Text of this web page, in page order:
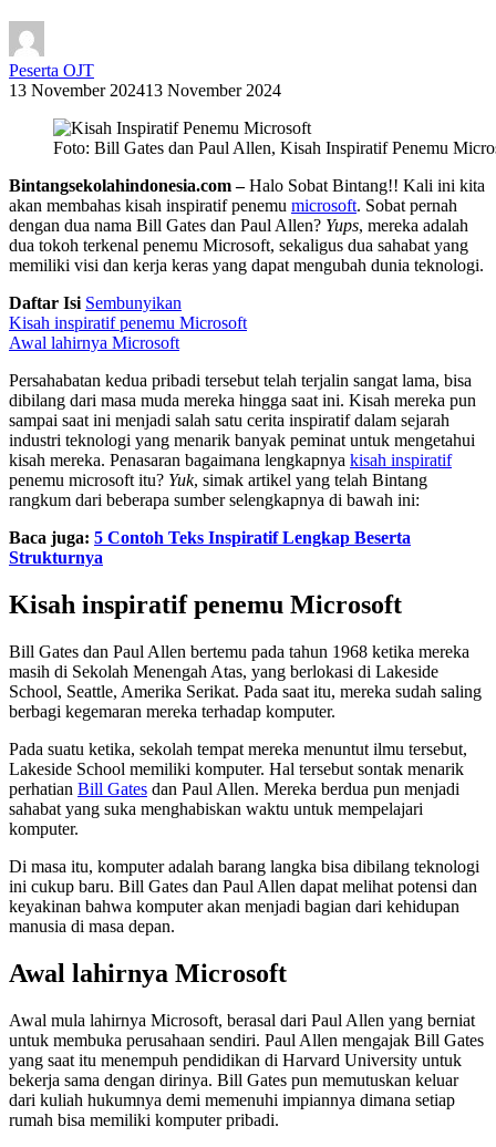
Peserta OJT
13 November 202413 November 2024
Foto: Bill Gates dan Paul Allen, Kisah Inspiratif Penemu
Bintangsekolahindonesia.com –Halo Sobat Bintang!! Kali ini kita
akan membahas kisah inspiratif penemu microsoft. Sobat pernah
dengan dua nama Bill Gates dan Paul Allen? Yups, mereka adalah
dua tokoh terkenal penemu Microsoft, sekaligus dua sahabat yang
memiliki visi dan kerja keras yang dapat mengubah dunia teknologi.
Daftar Isi Sembunyikan
Kisah inspiratif penemu Microsoft
Awal lahirnya Microsoft
Persahabatan kedua pribadi tersebut telah terjalin sangat lama, bisa
dibilang dari masa muda mereka hingga saat ini. Kisah mereka pun
sampai saat ini menjadi salah satu cerita inspiratif dalam sejarah
industri teknologi yang menarik banyak peminat untuk mengetahui
kisah mereka. Penasaran bagaimana lengkapnya kisah inspiratif
penemu microsoft itu? Yuk, simak artikel yang telah Bintang
rangkum dari beberapa sumber selengkapnya di bawah ini:
Baca juga: 5 Contoh Teks Inspiratif Lengkap Beserta
Strukturnya
Kisah inspiratif penemu Microsoft
Bill Gates dan Paul Allen bertemu pada tahun 1968 ketika mereka
masih di Sekolah Menengah Atas, yang berlokasi di Lakeside
School, Seattle, Amerika Serikat. Pada saat itu, mereka sudah saling
berbagi kegemaran mereka terhadap komputer.
Pada suatu ketika, sekolah tempat mereka menuntut ilmu tersebut,
Lakeside School memiliki komputer. Hal tersebut sontak menarik
perhatian Bill Gates dan Paul Allen. Mereka berdua pun menjadi
sahabat yang suka menghabiskan waktu untuk mempelajari
komputer.
Di masa itu, komputer adalah barang langka bisa dibilang teknologi
ini cukup baru. Bill Gates dan Paul Allen dapat melihat potensi dan
keyakinan bahwa komputer akan menjadi bagian dari kehidupan
manusia di masa depan.
Awal lahirnya Microsoft
Awal mula lahirnya Microsoft, berasal dari Paul Allen yang berniat
untuk membuka perusahaan sendiri. Paul Allen mengajak Bill Gates
yang saat itu menempuh pendidikan di Harvard University untuk
bekerja sama dengan dirinya. Bill Gates pun memutuskan keluar
dari kuliah hukumnya demi memenuhi impiannya dimana setiap
rumah bisa memiliki komputer pribadi.